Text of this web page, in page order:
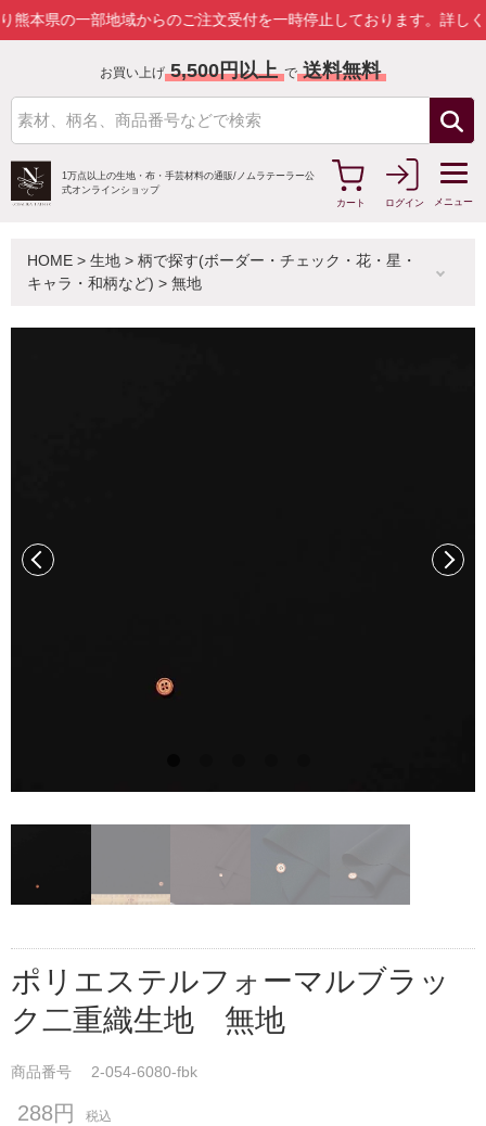
一部地域からのご注文受付を一時停止しております。詳しくはこちら
お買い上げ 5,500円以上 で 送料無料
1万点以上の生地・布・手芸材料の通販/ ノムラテーラー公
式オンラインショップ
カート
ログイン メニュー
HOME > 生地 > 柄で探す(ボーダー・チェック・花・星・
キャラ・和柄など) > 無地
前へ 次へ
ポリエステルフォーマルブラッ
ク二重織生地 無地
商品番号 2-054-6080-fbk
288円 税込